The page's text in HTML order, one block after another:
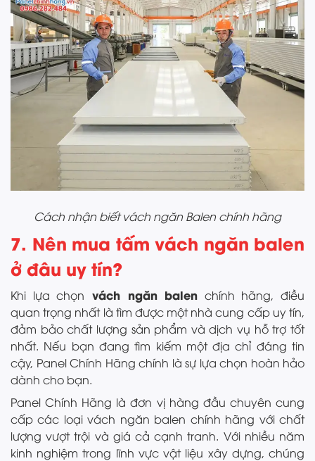
Cách nhận biết vách ngăn Balen chính hãng
7. Nên mua tấm vách ngăn balen
ở đâu uy tín?
Khi lựa chọn vách ngăn balen chính hãng, điều
quan trọng nhất là tìm được một nhà cung cấp uy tín,
đảm bảo chất lượng sản phẩm và dịch vụ hỗ trợ tốt
nhất. Nếu bạn đang tìm kiếm một địa chỉ đáng tin
cậy, Panel Chính Hãng chính là sự lựa chọn hoàn hảo
dành cho bạn.
Panel Chính Hãng là đơn vị hàng đầu chuyên cung
cấp các loại vách ngăn balen chính hãng với chất
lượng vượt trội và giá cả cạnh tranh. Với nhiều năm
kinh nghiệm trong lĩnh vực vật liệu xây dựng, chúng